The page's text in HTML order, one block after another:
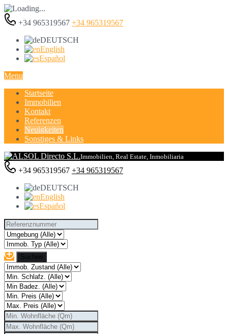
+34 965319567 +34 965319567
DEUTSCH
English
Español
Menu
Startseite
Immobilien
Kontakt
Referenzen
Neuigkeiten
Sonstiges & Links
Immobilien, Real Estate, Inmobiliaria
+34 965319567 +34 965319567
DEUTSCH
English
Español